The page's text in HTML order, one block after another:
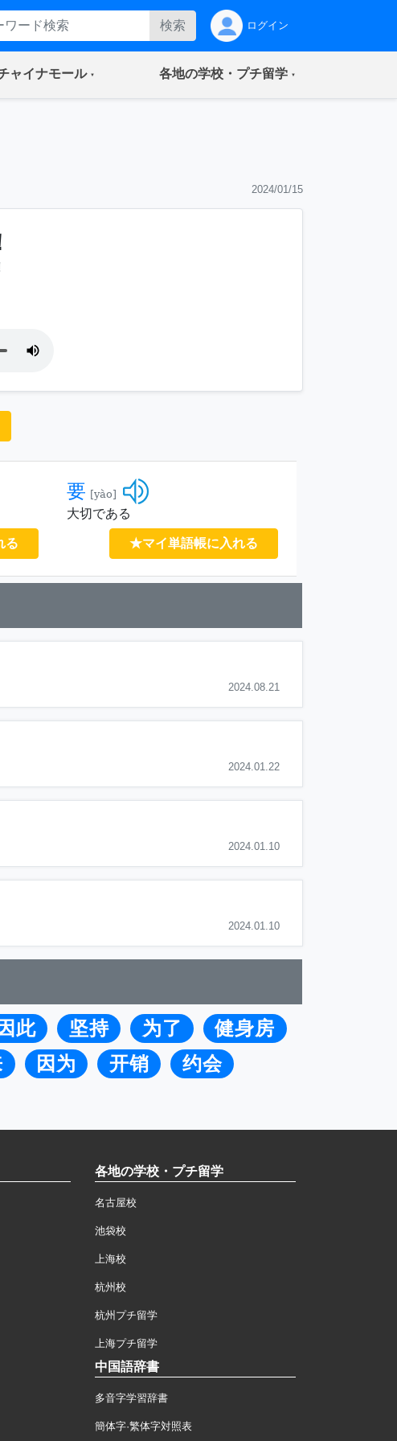
検索 ログイン
ャイナモール(current) 各地の学校・プチ留学(current)
2024/01/15
る
要 [yào]
大切である
★マイ単語帳に入れる
2024.08.21
2024.01.22
2024.01.10
2024.01.10
因此 坚持 为了
健身房
因为 开销
约会
各地の学校・プチ留学
名古屋校
池袋校
上海校
杭州校
杭州プチ留学
上海プチ留学
中国語辞書
多音字学習辞書
簡体字·繁体字対照表